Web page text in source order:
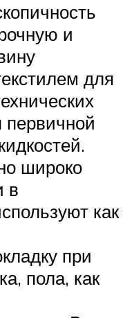
и
для
первичной
широко
в
как
при
пола, как